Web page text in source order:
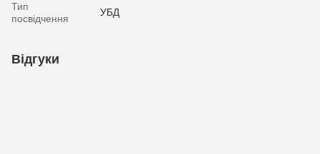
Тип
посвідчення
УБД
Відгуки